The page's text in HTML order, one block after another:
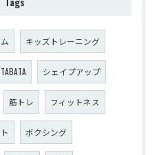
キッズトレーニング
TABATA シェイプアップ
筋トレ フィットネス
ボクシング